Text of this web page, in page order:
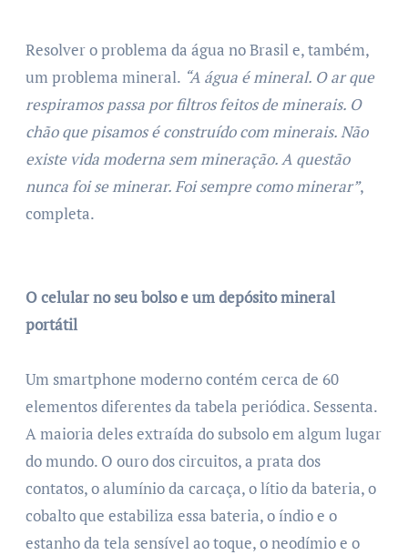
Resolver o problema da água no Brasil e, também,
um problema mineral. “A água é mineral. O ar que
respiramos passa por filtros feitos de minerais. O
chão que pisamos é construído com minerais. Não
existe vida moderna sem mineração. A questão
nunca foi se minerar. Foi sempre como minerar”,
completa.
O celular no seu bolso e um depósito mineral
portátil
Um smartphone moderno contém cerca de 60
elementos diferentes da tabela periódica. Sessenta.
A maioria deles extraída do subsolo em algum lugar
do mundo. O ouro dos circuitos, a prata dos
contatos, o alumínio da carcaça, o lítio da bateria, o
cobalto que estabiliza essa bateria, o índio e o
estanho da tela sensível ao toque, o neodímio e o